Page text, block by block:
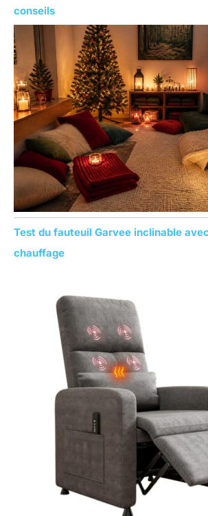
h
e
r
:
conseils
Test du fauteuil Garvee inclinable
chauffage